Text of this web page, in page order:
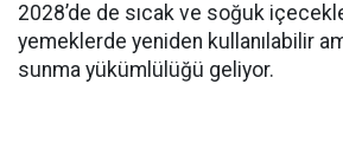
2028’de de sıcak ve soğuk
yemeklerde yeniden kullanılabilir
sunma yükümlülüğü geliyor.